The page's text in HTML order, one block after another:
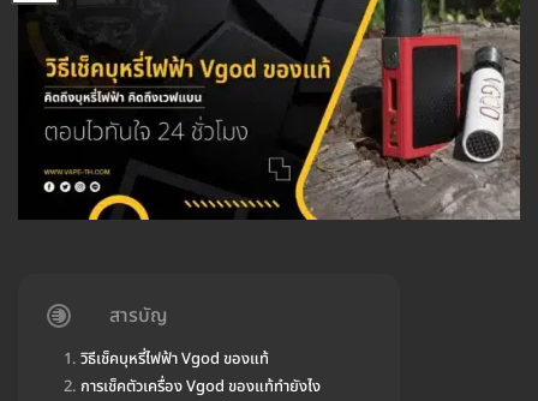
สารบัญ
วิธีเช็คบุหรี่ไฟฟ้า Vgod ของแท้
การเช็คตัวเครื่อง Vgod ของแท้ทำยังไง